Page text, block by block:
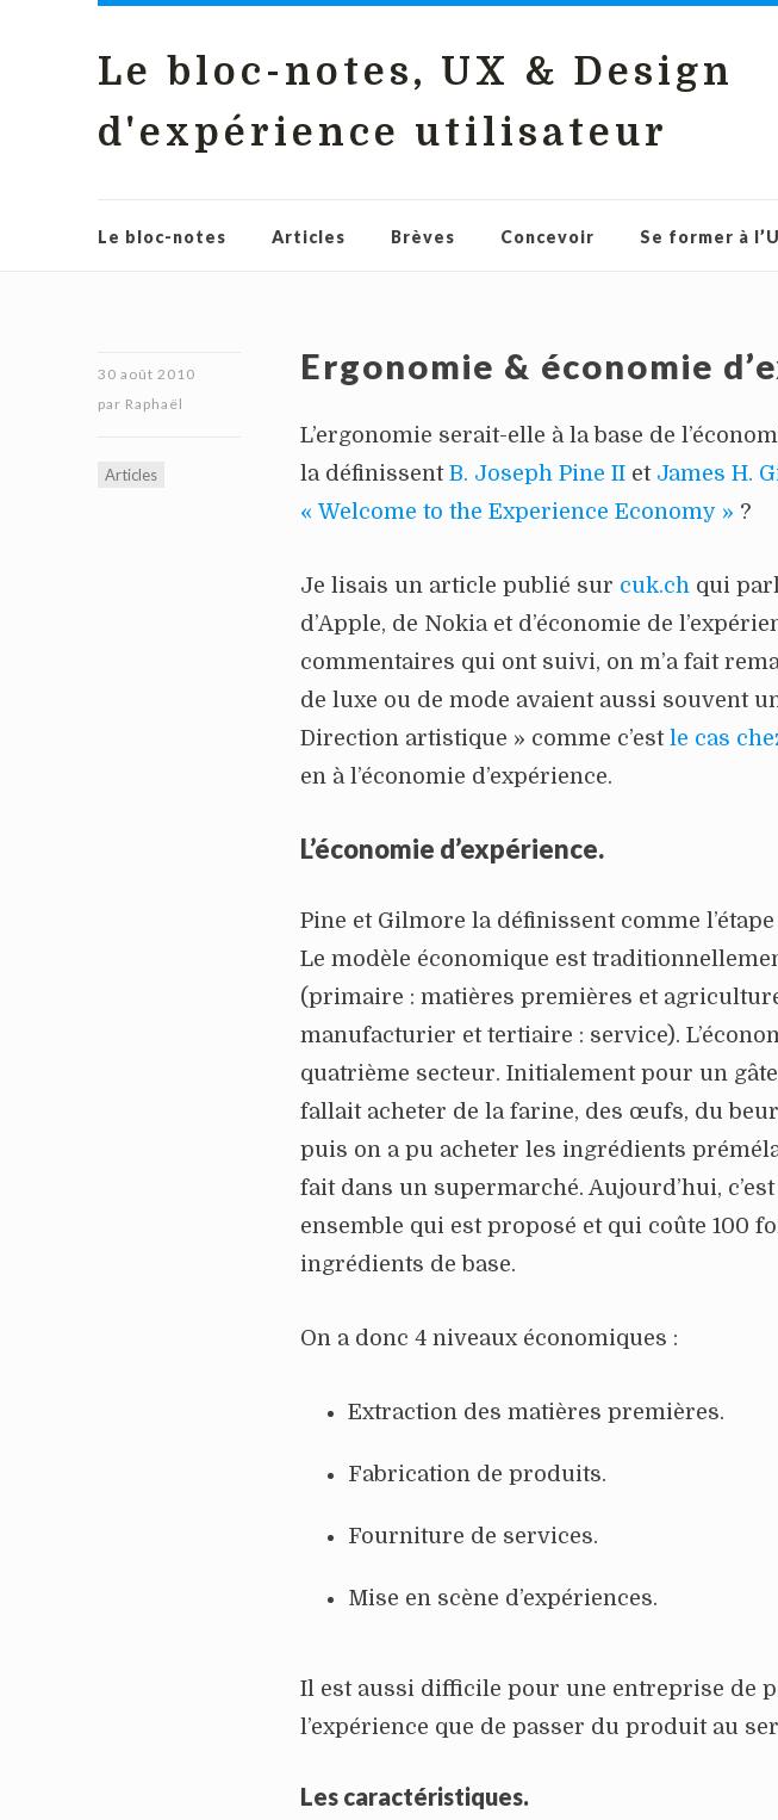
Le bloc-notes, UX & Design
d'expérience utilisateur
Le bloc-notes Articles Brèves Concevoir Se former à
30 août 2010
par Raphaël
Articles
Ergonomie & économie
L’ergonomie serait-elle à la base de
la définissentB. Joseph Pine II et James H.
« Welcome to the Experience Economy » ?
Je lisais un article publié sur cuk.ch qui
d’Apple, de Nokia et d’économie de
commentaires qui ont suivi, on m’a fait
de luxe ou de mode avaient aussi souvent
Direction artistique » comme c’estle cas
en à l’économie d’expérience.
L’économie d’expérience.
Pine et Gilmore la définissent comme
Le modèle économique est
(primaire : matières premières et
manufacturier et tertiaire : service).
quatrième secteur. Initialement pour un
fallait acheter de la farine, des œufs, du
puis on a pu acheter les ingrédients
fait dans un supermarché. Aujourd’hui,
ensemble qui est proposé et qui coûte 100
ingrédients de base.
On a donc 4 niveaux économiques :
Extraction des matières premières.
Fabrication de produits.
Fourniture de services.
Mise en scène d’expériences.
Il est aussi difficile pour une entreprise de
l’expérience que de passer du produit au
Les caractéristiques.